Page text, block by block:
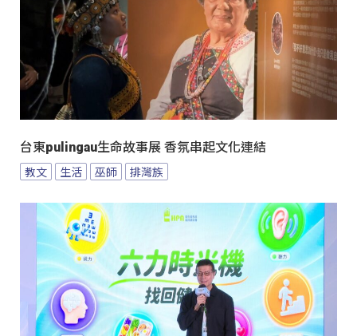
台東pulingau生命故事展 香氛串起文化連結
教文 生活 巫師 排灣族